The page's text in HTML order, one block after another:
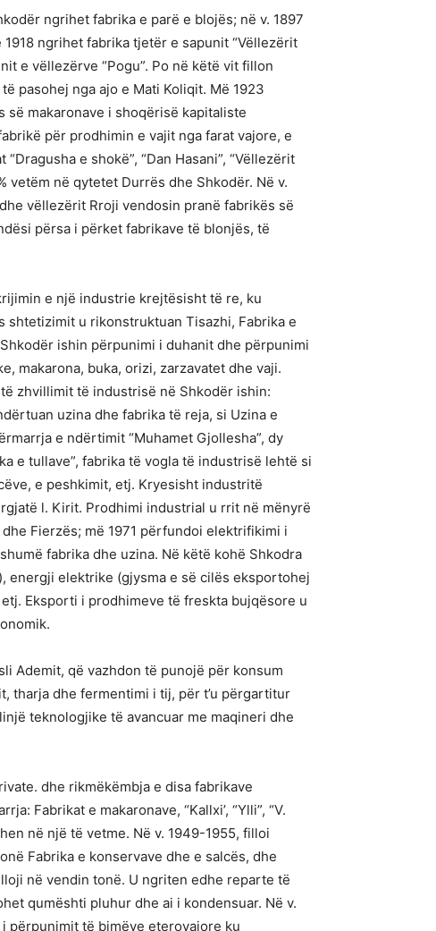
ngrihet fabrika e parë e blojës; në v. 1897
ngrihet fabrika tjetër e sapunit “Vëllezërit
e vëllezërve “Pogu”. Po në këtë vit fillon
pasohej nga ajo e Mati Koliqit. Më 1923
makaronave i shoqërisë kapitaliste
për prodhimin e vajit nga farat vajore, e
e shokë”, “Dan Hasani”, “Vëllezërit
vetëm në qytetet Durrës dhe Shkodër. Në v.
vëllezërit Rroji vendosin pranë fabrikës së
përsa i përket fabrikave të blonjës, të
e një industrie krejtësisht të re, ku
u rikonstruktuan Tisazhi, Fabrika e
ishin përpunimi i duhanit dhe përpunimi
makarona, buka, orizi, zarzavatet dhe vaji.
zhvillimit të industrisë në Shkodër ishin:
uzina dhe fabrika të reja, si Uzina e
e ndërtimit “Muhamet Gjollesha”, dy
e tullave”, fabrika të vogla të industrisë lehtë si
e peshkimit, etj. Kryesisht industritë
l. Kirit. Prodhimi industrial u rrit në mënyrë
Fierzës; më 1971 përfundoi elektrifikimi i
fabrika dhe uzina. Në këtë kohë Shkodra
energji elektrike (gjysma e së cilës eksportohej
Eksporti i prodhimeve të freskta bujqësore u
Ademit, që vazhdon të punojë për konsum
tharja dhe fermentimi i tij, për t’u përgartitur
teknologjike të avancuar me maqineri dhe
dhe rikmëkëmbja e disa fabrikave
Fabrikat e makaronave, “Kallxi’, “Ylli”, “V.
në një të vetme. Në v. 1949-1955, filloi
Fabrika e konservave dhe e salcës, dhe
në vendin tonë. U ngriten edhe reparte të
qumështi pluhur dhe ai i kondensuar. Në v.
përpunimit të bimëve eterovajore ku